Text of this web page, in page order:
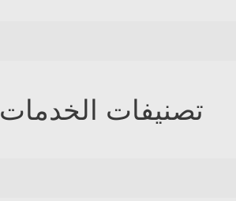
تصنيفات الخدمات